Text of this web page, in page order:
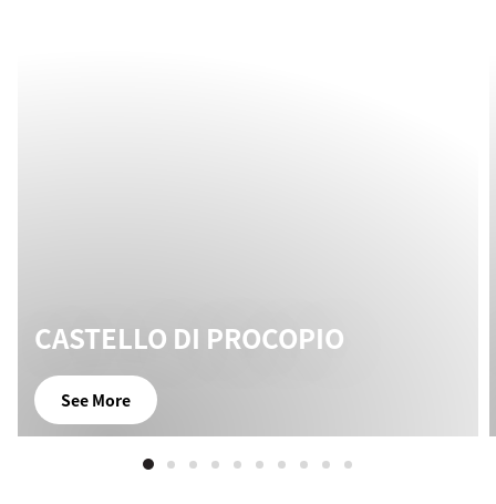
CASTELLO DI PROCOPIO
See More